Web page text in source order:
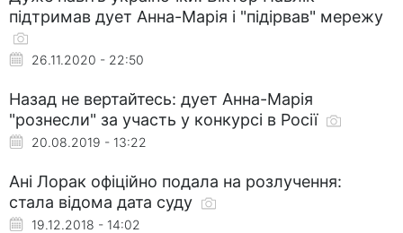
підтримав дует Анна-Марія і "підірвав" мережу
26.11.2020 - 22:50
Назад не вертайтесь: дует Анна-Марія
"рознесли" за участь у конкурсі в Росії
20.08.2019 - 13:22
Ані Лорак офіційно подала на розлучення:
стала відома дата суду
19.12.2018 - 14:02